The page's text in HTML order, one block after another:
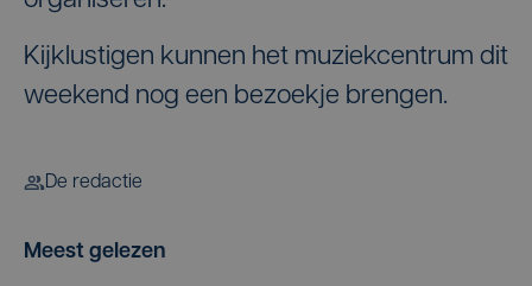
Kijklustigen kunnen het muziekcentrum dit
weekend nog een bezoekje brengen.
De redactie
Meest gelezen